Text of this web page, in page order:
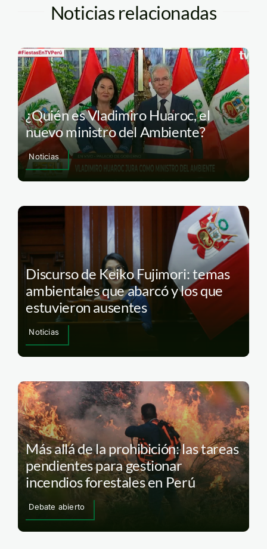
Noticias relacionadas
¿Quién es Vladimiro Huaroc, el
nuevo ministro del Ambiente?
Noticias
Discurso de Keiko Fujimori: temas
ambientales que abarcó y los que
estuvieron ausentes
Noticias
Más allá de la prohibición: las tareas
pendientes para gestionar
incendios forestales en Perú
Debate abierto